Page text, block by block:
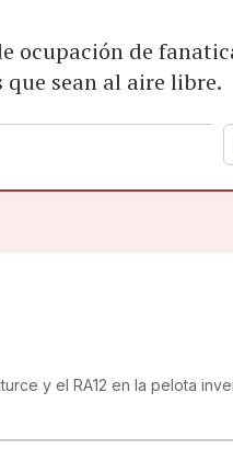
ocupación de
sean al aire libre.
y el RA12 en la pelota